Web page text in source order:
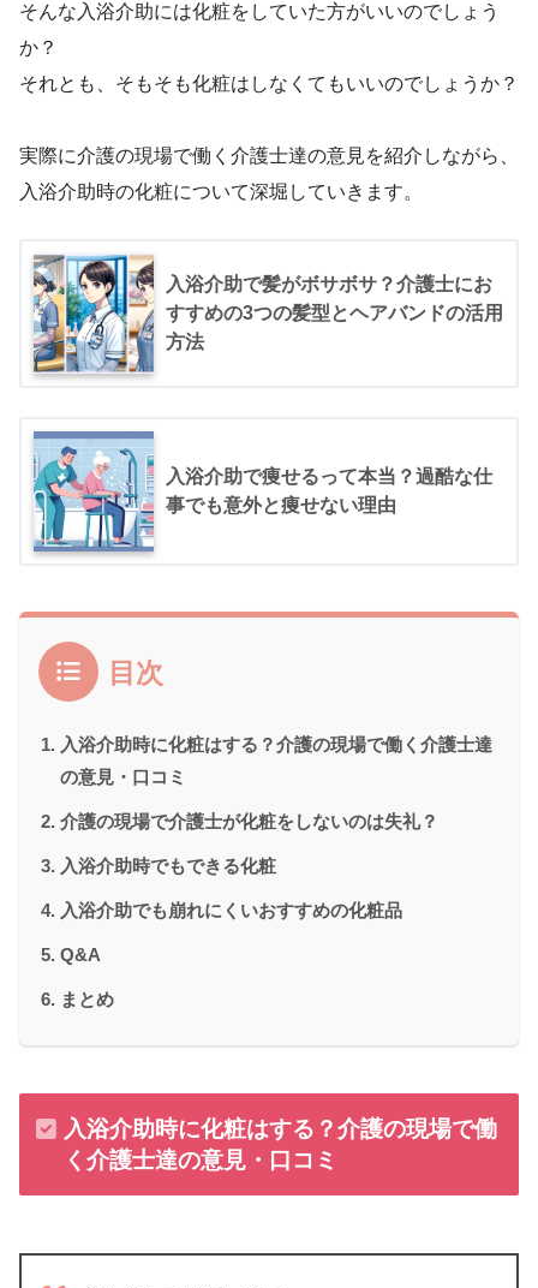
そんな入浴介助には化粧をしていた方がいいのでしょう
か？
それとも、そもそも化粧はしなくてもいいのでしょうか？
実際に介護の現場で働く介護士達の意見を紹介しながら、
入浴介助時の化粧について深堀していきます。
入浴介助で髪がボサボサ？介護士にお
すすめの3つの髪型とヘアバンドの活用
方法
入浴介助で痩せるって本当？過酷な仕
事でも意外と痩せない理由
目次
入浴介助時に化粧はする？介護の現場で働く介護士達
の意見・口コミ
介護の現場で介護士が化粧をしないのは失礼？
入浴介助時でもできる化粧
入浴介助でも崩れにくいおすすめの化粧品
Q&A
まとめ
入浴介助時に化粧はする？介護の現場で働
く介護士達の意見・口コミ